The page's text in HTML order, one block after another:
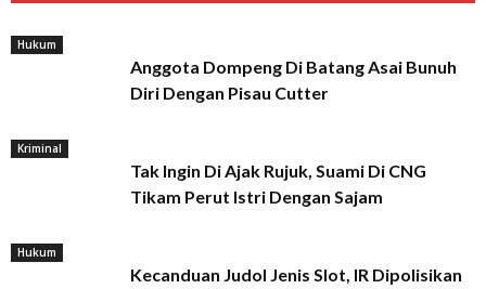
Hukum
Anggota Dompeng Di Batang Asai Bunuh
Diri Dengan Pisau Cutter
Kriminal
Tak Ingin Di Ajak Rujuk, Suami Di CNG
Tikam Perut Istri Dengan Sajam
Hukum
Kecanduan Judol Jenis Slot, IR Dipolisikan